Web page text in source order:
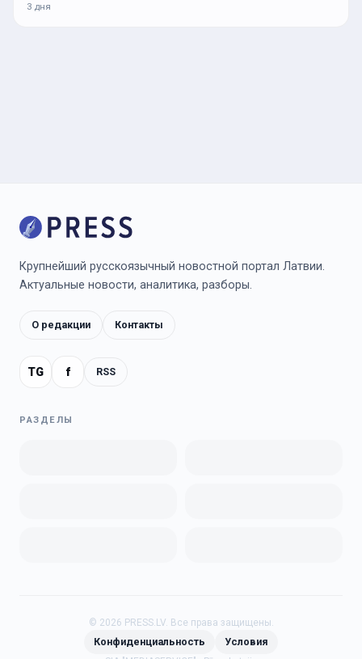
3 дня
Крупнейший русскоязычный новостной портал Латвии.
Актуальные новости, аналитика, разборы.
О редакции Контакты
TG f RSS
РАЗДЕЛЫ
© 2026 PRESS.LV. Все права защищены.
Конфиденциальность Условия